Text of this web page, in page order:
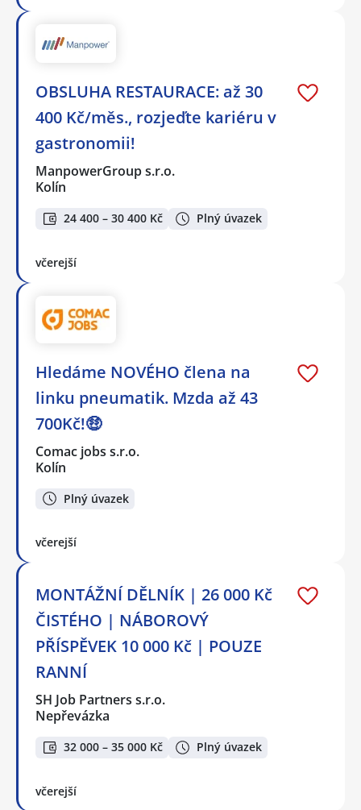
OBSLUHA RESTAURACE: až 30
400 Kč/měs., rozjeďte kariéru v
gastronomii!
ManpowerGroup s.r.o.
Kolín
24 400 – 30 400 Kč Plný úvazek
včerejší
Hledáme NOVÉHO člena na
linku pneumatik. Mzda až 43
700Kč!🤑
Comac jobs s.r.o.
Kolín
Plný úvazek
včerejší
MONTÁŽNÍ DĚLNÍK | 26 000 Kč
ČISTÉHO | NÁBOROVÝ
PŘÍSPĚVEK 10 000 Kč | POUZE
RANNÍ
SH Job Partners s.r.o.
Nepřevázka
32 000 – 35 000 Kč Plný úvazek
včerejší